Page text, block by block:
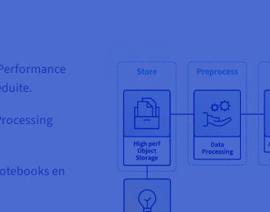
en